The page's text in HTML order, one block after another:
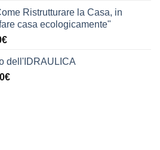
attuale
è:
Ristrutturare la Casa, in
casa ecologicamente"
€Fascia
prezzo:
da
dell'IDRAULICA
€Il